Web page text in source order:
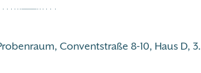
Conventstraße 8-10, Haus D, 3.